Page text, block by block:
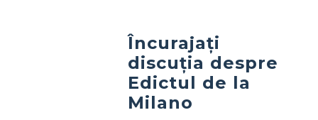
Încurajați
discuția despre
Edictul de la
Milano